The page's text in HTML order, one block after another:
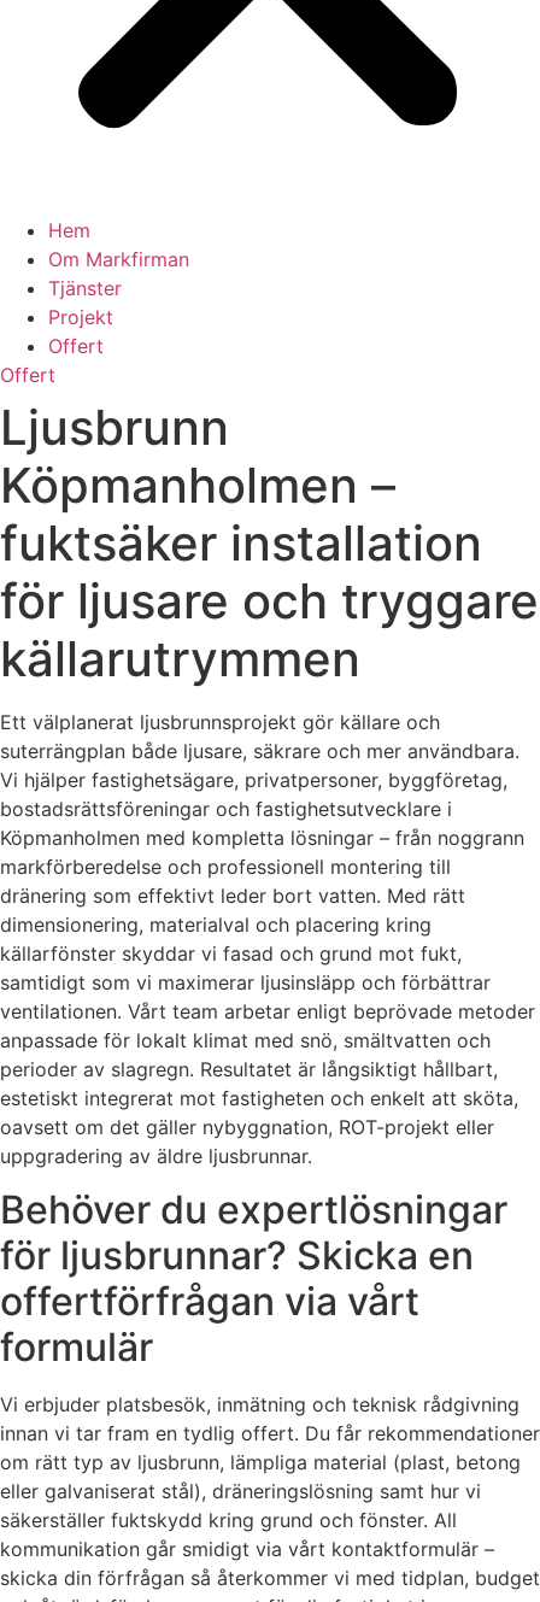
Hem
Om Markfirman
Tjänster
Projekt
Offert
Offert
Ljusbrunn
Köpmanholmen –
fuktsäker installation
för ljusare och tryggare
källarutrymmen
Ett välplanerat ljusbrunnsprojekt gör källare och
suterrängplan både ljusare, säkrare och mer användbara.
Vi hjälper fastighetsägare, privatpersoner, byggföretag,
bostadsrättsföreningar och fastighetsutvecklare i
Köpmanholmen med kompletta lösningar – från noggrann
markförberedelse och professionell montering till
dränering som effektivt leder bort vatten. Med rätt
dimensionering, materialval och placering kring
källarfönster skyddar vi fasad och grund mot fukt,
samtidigt som vi maximerar ljusinsläpp och förbättrar
ventilationen. Vårt team arbetar enligt beprövade metoder
anpassade för lokalt klimat med snö, smältvatten och
perioder av slagregn. Resultatet är långsiktigt hållbart,
estetiskt integrerat mot fastigheten och enkelt att sköta,
oavsett om det gäller nybyggnation, ROT-projekt eller
uppgradering av äldre ljusbrunnar.
Behöver du expertlösningar
för ljusbrunnar? Skicka en
offertförfrågan via vårt
formulär
Vi erbjuder platsbesök, inmätning och teknisk rådgivning
innan vi tar fram en tydlig offert. Du får rekommendationer
om rätt typ av ljusbrunn, lämpliga material (plast, betong
eller galvaniserat stål), dräneringslösning samt hur vi
säkerställer fuktskydd kring grund och fönster. All
kommunikation går smidigt via vårt kontaktformulär –
skicka din förfrågan så återkommer vi med tidplan, budget